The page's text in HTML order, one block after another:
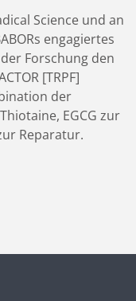
Science und an
engagiertes
Forschung den
[TRPF]
der
EGCG zur
Reparatur.